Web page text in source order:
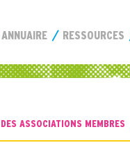
ANNUAIRE RESSOURCES
ASSOCIATIONS MEMBRES